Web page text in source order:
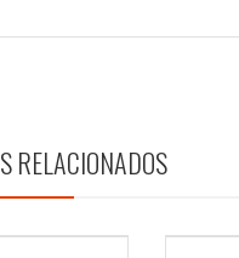
RELACIONADOS